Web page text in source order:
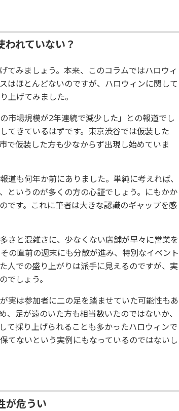
れていない？
てみましょう。本来、このコラムではハロウィ
はほとんどないのですが、ハロウィンに関して
上げてみました。
市場規模が2年連続で減少した」との報道でし
てきているはずです。東京渋谷では仮装した
で仮装した方も少なからず出現し始めていま
も何年か前にありました。単純に考えれば、
というのが多くの方の心証でしょう。にもかか
です。これに筆者は大きな認識のギャップを感
さと混雑さに、少なくない店舗が早々に営業を
の直前の週末にも分散が進み、特別なイベント
人での盛り上がりは派手に見えるのですが、実
でしょう。
実は参加者に二の足を踏ませていた可能性もあ
足が遠のいた方も相当数いたのではないか、
て採り上げられることも多かったハロウィンで
てないという実例にもなっているのではないし
が危うい